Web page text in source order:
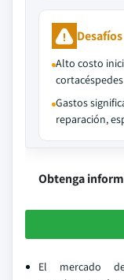
Desafíos
Alto costo
Gastos
reparación,
Obtenga
El mercado